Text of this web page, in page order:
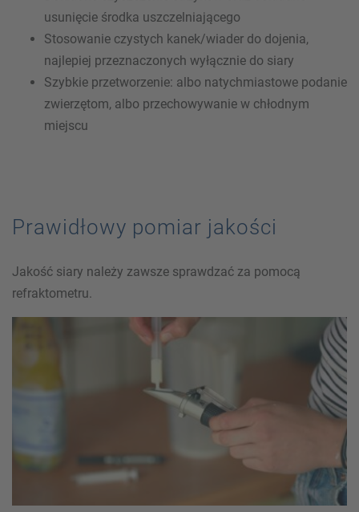
usunięcie środka uszczelniającego
Stosowanie czystych kanek/wiader do dojenia,
najlepiej przeznaczonych wyłącznie do siary
Szybkie przetworzenie: albo natychmiastowe podanie
zwierzętom, albo przechowywanie w chłodnym
miejscu
Prawidłowy pomiar jakości
Jakość siary należy zawsze sprawdzać za pomocą
refraktometru.